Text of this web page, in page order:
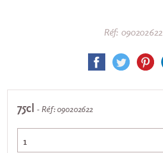
Réf: 090202622
75cl - Réf: 090202622